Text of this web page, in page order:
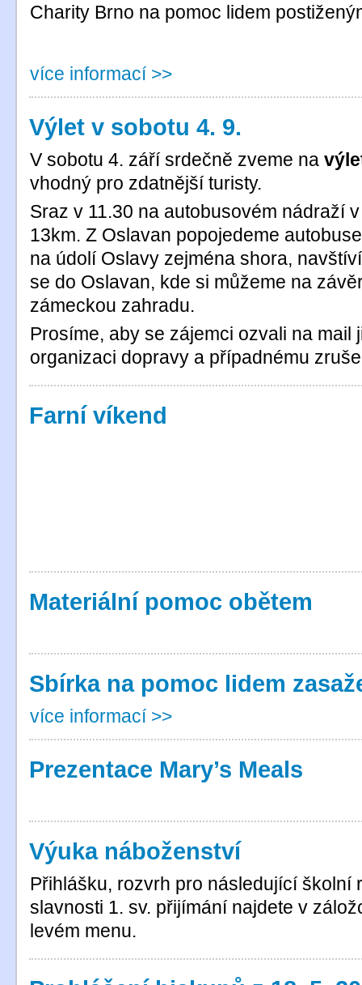
Charity Brno na pomoc lidem
více informací >>
Výlet v sobotu 4. 9.
V sobotu 4. září srdečně zveme na
vhodný pro zdatnější turisty.
Sraz v 11.30 na autobusovém nádraží
13km. Z Oslavan popojedeme
na údolí Oslavy zejména shora,
se do Oslavan, kde si můžeme na
zámeckou zahradu.
Prosíme, aby se zájemci ozvali na mail
organizaci dopravy a případnému
Farní víkend
Materiální pomoc obětem
Sbírka na pomoc lidem
více informací >>
Prezentace Mary’s Meals
Výuka náboženství
Přihlášku, rozvrh pro následující školní
slavnosti 1. sv. přijímání najdete v
levém menu.